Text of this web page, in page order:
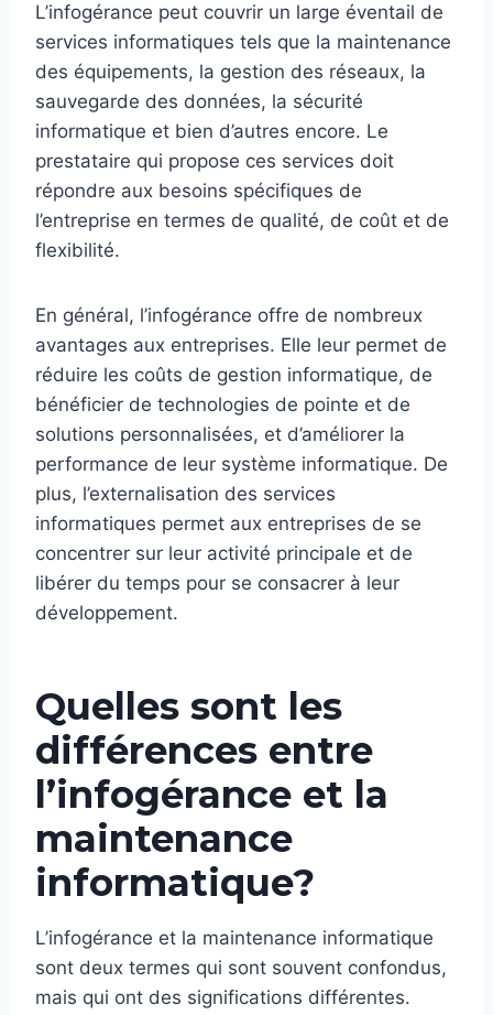
L’infogérance peut couvrir un large éventail de
services informatiques tels que la maintenance
des équipements, la gestion des réseaux, la
sauvegarde des données, la sécurité
informatique et bien d’autres encore. Le
prestataire qui propose ces services doit
répondre aux besoins spécifiques de
l’entreprise en termes de qualité, de coût et de
flexibilité.
En général, l’infogérance offre de nombreux
avantages aux entreprises. Elle leur permet de
réduire les coûts de gestion informatique, de
bénéficier de technologies de pointe et de
solutions personnalisées, et d’améliorer la
performance de leur système informatique. De
plus, l’externalisation des services
informatiques permet aux entreprises de se
concentrer sur leur activité principale et de
libérer du temps pour se consacrer à leur
développement.
Quelles sont les
différences entre
l’infogérance et la
maintenance
informatique?
L’infogérance et la maintenance informatique
sont deux termes qui sont souvent confondus,
mais qui ont des significations différentes.